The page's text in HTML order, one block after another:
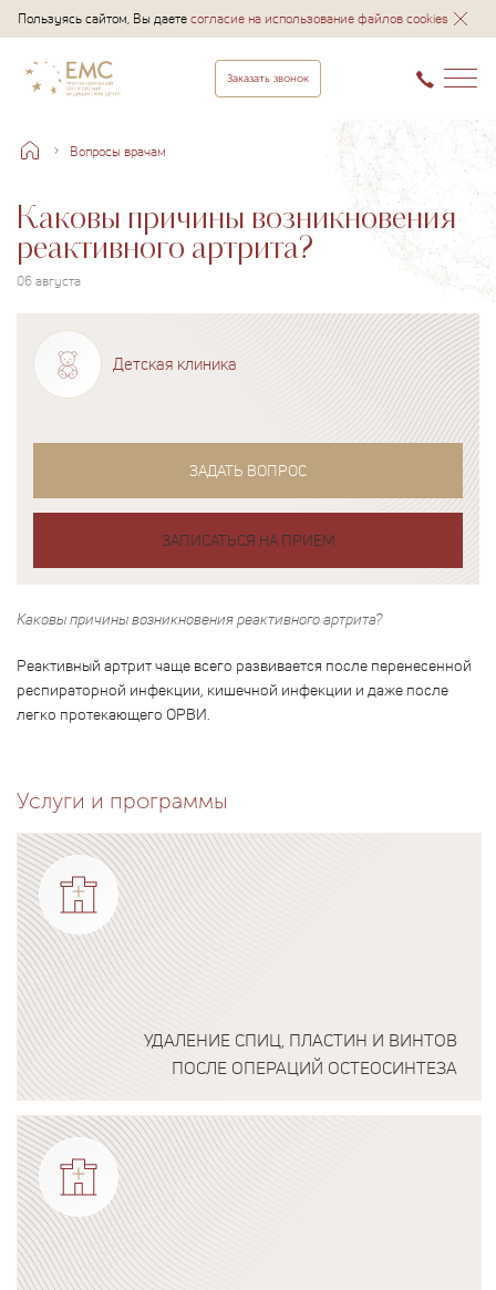
Пользуясь сайтом, Вы даетесогласие на использование файлов cookies
Заказать звонок
Вопросы врачам
Каковы причины возникновения
реактивного артрита?
06 августа
Детская клиника
ЗАДАТЬ ВОПРОС
ЗАПИСАТЬСЯ НА ПРИЕМ
Каковы причины возникновения реактивного артрита?
Реактивный артрит чаще всего развивается после перенесенной
респираторной инфекции, кишечной инфекции и даже после
легко протекающего ОРВИ.
Услуги и программы
УДАЛЕНИЕ СПИЦ, ПЛАСТИН И ВИНТОВ
ПОСЛЕ ОПЕРАЦИЙ ОСТЕОСИНТЕЗА
Подробнее о программе